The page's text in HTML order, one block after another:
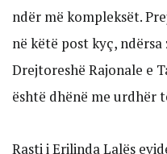
ndër më kompleksët.
në këtë post kyç,
Drejtoreshë Rajonale e
është dhënë me urdhër
Rasti i Erilinda Lalës